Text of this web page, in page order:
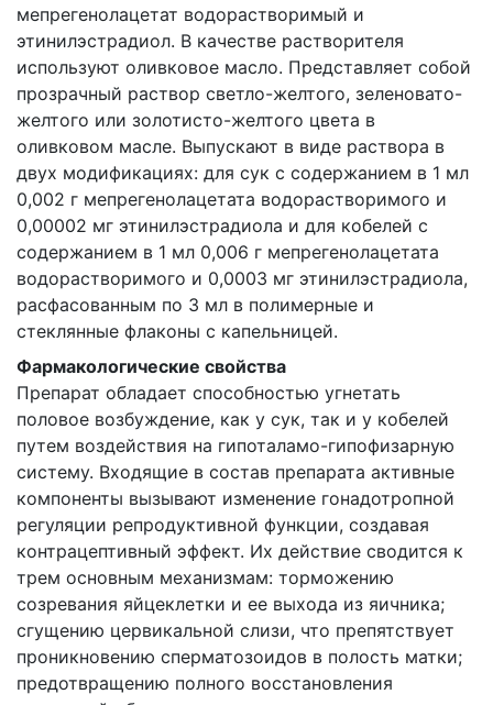
мепрегенолацетат водорастворимый и
этинилэстрадиол. В качестве растворителя
используют оливковое масло. Представляет собой
прозрачный раствор светло-желтого, зеленовато-
желтого или золотисто-желтого цвета в
оливковом масле. Выпускают в виде раствора в
двух модификациях: для сук с содержанием в 1 мл
0,002 г мепрегенолацетата водорастворимого и
0,00002 мг этинилэстрадиола и для кобелей с
содержанием в 1 мл 0,006 г мепрегенолацетата
водорастворимого и 0,0003 мг этинилэстрадиола,
расфасованным по 3 мл в полимерные и
стеклянные флаконы с капельницей.
Фармакологические свойства
Препарат обладает способностью угнетать
половое возбуждение, как у сук, так и у кобелей
путем воздействия на гипоталамо-гипофизарную
систему. Входящие в состав препарата активные
компоненты вызывают изменение гонадотропной
регуляции репродуктивной функции, создавая
контрацептивный эффект. Их действие сводится к
трем основным механизмам: торможению
созревания яйцеклетки и ее выхода из яичника;
сгущению цервикальной слизи, что препятствует
проникновению сперматозоидов в полость матки;
предотвращению полного восстановления